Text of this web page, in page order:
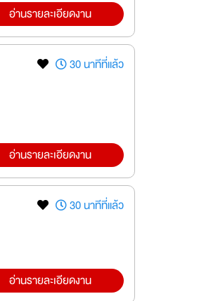
อ่านรายละเอียดงาน
30 นาทีที่แล้ว
อ่านรายละเอียดงาน
30 นาทีที่แล้ว
อ่านรายละเอียดงาน